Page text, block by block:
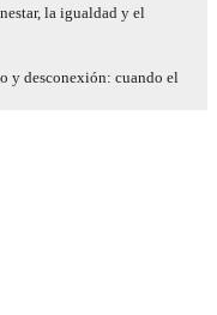
la igualdad y el
y desconexión: cuando el